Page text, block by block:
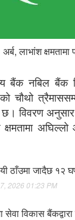
लाभांश क्षमतामा
बैंक नबिल बैंक
चौथो
छ। विवरण
अघिल्लो
ठाँउमा जादैछ १२
2026 01:23 PM
सेवा विकास